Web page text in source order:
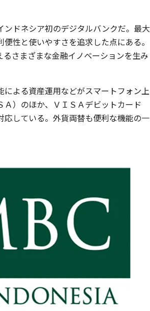
ドネシア初のデジタルバンクだ。最大
性と使いやすさを追求した点にある。
さまざまな金融イノベーションを生み
よる資産運用などがスマートフォン上
）のほか、ＶＩＳＡデビットカード
している。外貨両替も便利な機能の一